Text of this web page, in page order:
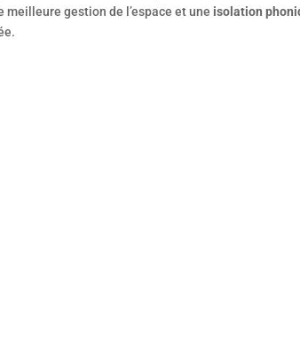
meilleure gestion de l’espace et une isolation